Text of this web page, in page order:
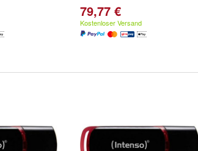
79,77 €
Kostenloser Versand